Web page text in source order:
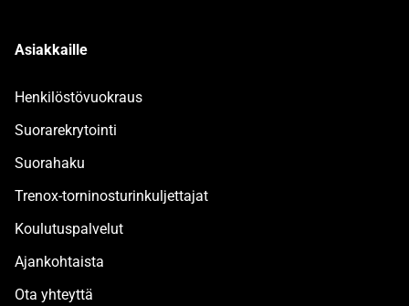
Asiakkaille
Henkilöstövuokraus
Suorarekrytointi
Suorahaku
Trenox-torninosturinkuljettajat
Koulutuspalvelut
Ajankohtaista
Ota yhteyttä